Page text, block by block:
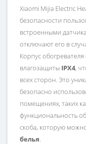
Xiaomi Mijia Electric
безопасности
встроенными
отключают его в
Корпус обогревателя
влагозащиты IPX4,
всех сторон. Это
безопасно
помещениях, таких
функциональность
скоба, которую
белья.